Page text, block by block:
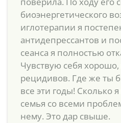
биоэнергетического
иглотерапии я
антидепрессантов и
сеанса я полностью
Чувствую себя
рецидивов. Где же ты
все эти годы! Сколько
семья со всеми
нему. Это дар свыше.